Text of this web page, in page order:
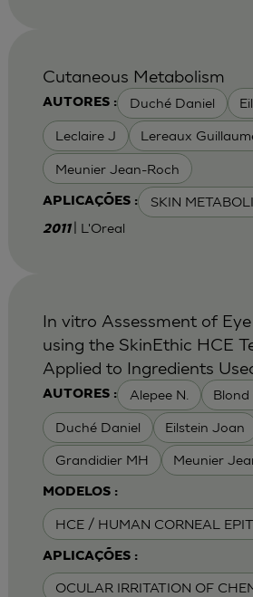
AUTORES : Duché Daniel
Leclaire J Lereaux
Meunier Jean-Roch
APLICAÇÕES : SKIN
Cutaneous Metabolism
2011 | L'Oreal
AUTORES : Alepee N. Blond
Duché Daniel Eilstein Joan
Grandidier MH Meunier
MODELOS :
HCE / HUMAN CORNEAL
APLICAÇÕES :
OCULAR IRRITATION OF
In vitro Assessment of
using the SkinEthic HCE
Applied to Ingredients